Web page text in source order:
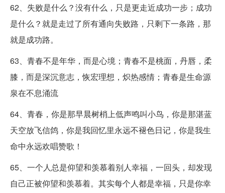
62、失败是什么？没有什么，只是更走近成功一步；成功
是什么？就是走过了所有通向失败路，只剩下一条路，那
就是成功路。
63、青春不是年华，而是心境；青春不是桃面，丹唇，柔
膝，而是深沉意志，恢宏理想，炽热感情；青春是生命源
泉在不息涌流
64、青春，你是那早晨树梢上低声鸣叫小鸟，你是那湛蓝
天空放飞信鸽，你是我回忆里永远不褪色日记，你是我生
命中永远欢唱赞歌！
65、一个人总是仰望和羡慕着别人幸福，一回头，却发现
自己正被仰望和羡慕着。其实每个人都是幸福，只是你幸